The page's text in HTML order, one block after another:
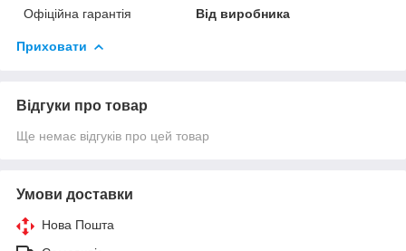
Офіційна гарантія
Від виробника
Приховати
Відгуки про товар
Ще немає відгуків про цей товар
Умови доставки
Нова Пошта